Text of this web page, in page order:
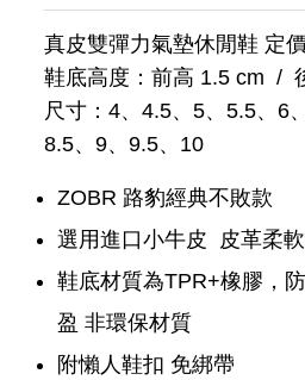
真皮雙彈力氣墊休閒鞋 定
鞋底高度：前高 1.5 cm /
尺寸：4、4.5、5、5.5、6
8.5、9、9.5、10
ZOBR 路豹經典不敗款
選用進口小牛皮 皮革柔
鞋底材質為TPR+橡膠，
盈 非環保材質
附懶人鞋扣 免綁帶